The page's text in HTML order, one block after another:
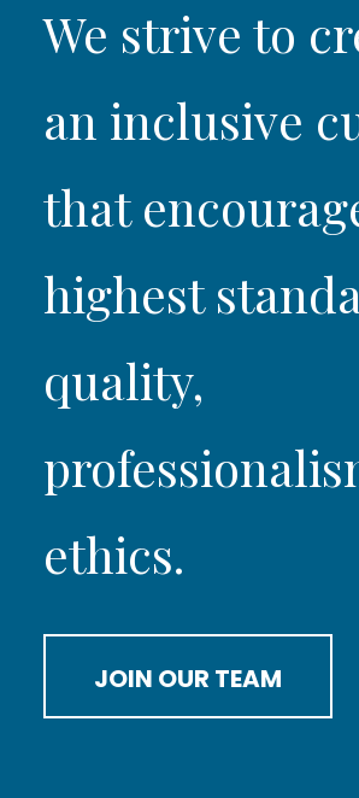
We strive to
an inclusive
that
highest
quality,
ethics.
JOIN OUR TEAM